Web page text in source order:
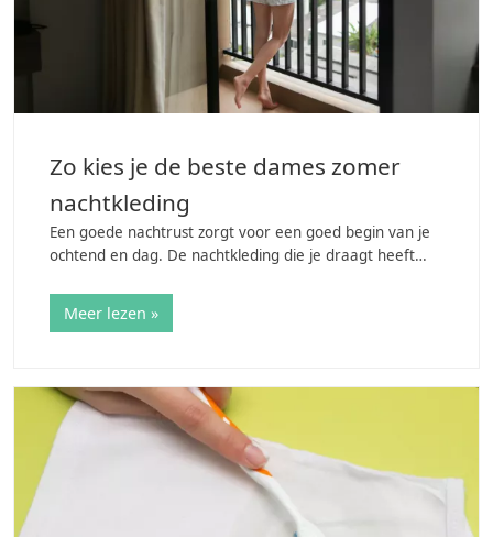
Zo kies je de beste dames zomer
nachtkleding
Een goede nachtrust zorgt voor een goed begin van je
ochtend en dag. De nachtkleding die je draagt heeft
Meer lezen »